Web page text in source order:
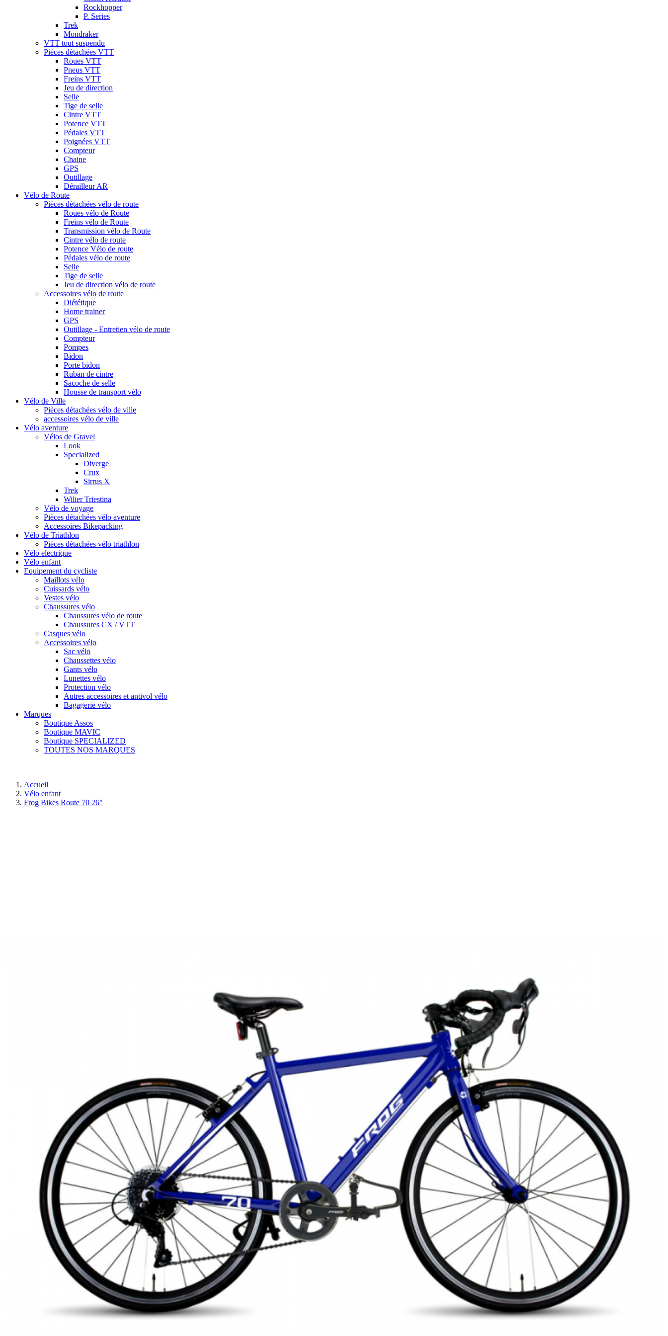
Rockhopper
P. Series
Trek
Mondraker
VTT tout suspendu
Pièces détachées VTT
Roues VTT
Pneus VTT
Freins VTT
Jeu de direction
Selle
Tige de selle
Cintre VTT
Potence VTT
Pédales VTT
Poignées VTT
Compteur
Chaine
GPS
Outillage
Dérailleur AR
Vélo de Route
Pièces détachées vélo de route
Roues vélo de Route
Freins vélo de Route
Transmission vélo de Route
Cintre vélo de route
Potence Vélo de route
Pédales vélo de route
Selle
Tige de selle
Jeu de direction vélo de route
Accessoires vélo de route
Diététique
Home trainer
GPS
Outillage - Entretien vélo de route
Compteur
Pompes
Bidon
Porte bidon
Ruban de cintre
Sacoche de selle
Housse de transport vélo
Vélo de Ville
Pièces détachées vélo de ville
accessoires vélo de ville
Vélo aventure
Vélos de Gravel
Look
Specialized
Diverge
Crux
Sirrus X
Trek
Wilier Triestina
Vélo de voyage
Pièces détachées vélo aventure
Accessoires Bikepacking
Vélo de Triathlon
Pièces détachées vélo triathlon
Vélo electrique
Vélo enfant
Equipement du cycliste
Maillots vélo
Cuissards vélo
Vestes vélo
Chaussures vélo
Chaussures vélo de route
Chaussures CX / VTT
Casques vélo
Accessoires vélo
Sac vélo
Chaussettes vélo
Gants vélo
Lunettes vélo
Protection vélo
Autres accessoires et antivol vélo
Bagagerie vélo
Marques
Boutique Assos
Boutique MAVIC
Boutique SPECIALIZED
TOUTES NOS MARQUES
Accueil
Vélo enfant
Frog Bikes Route 70 26"